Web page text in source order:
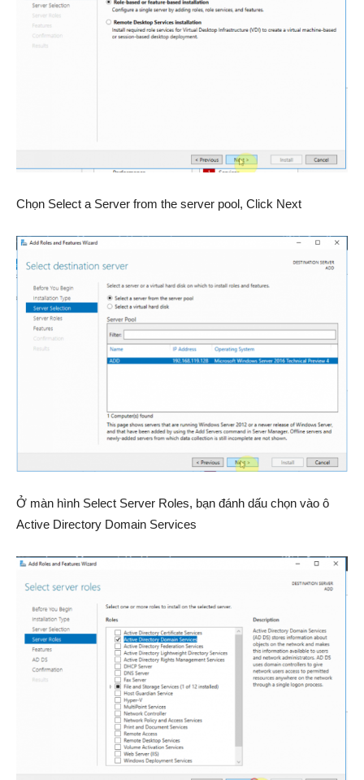
Chọn Select a Server from the server pool, Click Next
Ở màn hình Select Server Roles, bạn đánh dấu chọn vào ô
Active Directory Domain Services